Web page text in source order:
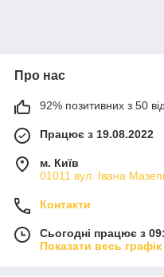
Про нас
92% позитивних з 50
Працює з 19.08.2022
м. Київ
01011 вул. Івана
Контакти
Сьогодні працює з
Показати весь